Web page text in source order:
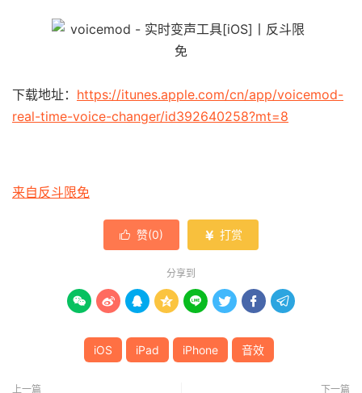
下载地址： https://itunes.apple.com/cn/app/voicemod-
real-time-voice-changer/id392640258?mt=8
来自反斗限免
 赞(0)  打赏
分享到
       
iOS iPad iPhone 音效
上一篇 下一篇